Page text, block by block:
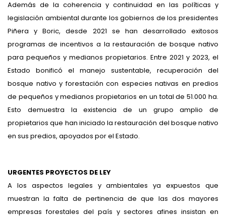
Además de la coherencia y continuidad en las políticas y
legislación ambiental durante los gobiernos de los presidentes
Piñera y Boric, desde 2021 se han desarrollado exitosos
programas de incentivos a la restauración de bosque nativo
para pequeños y medianos propietarios. Entre 2021 y 2023, el
Estado bonificó el manejo sustentable, recuperación del
bosque nativo y forestación con especies nativas en predios
de pequeños y medianos propietarios en un total de 51.000 ha.
Esto demuestra la existencia de un grupo amplio de
propietarios que han iniciado la restauración del bosque nativo
en sus predios, apoyados por el Estado.
URGENTES PROYECTOS DE LEY
A los aspectos legales y ambientales ya expuestos que
muestran la falta de pertinencia de que las dos mayores
empresas forestales del país y sectores afines insistan en